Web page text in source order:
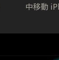
中移動